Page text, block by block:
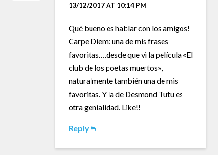
13/12/2017 AT 10:14 PM
Qué bueno es hablar con los amigos!
Carpe Diem: una de mis frases
favoritas….desde que vi la película «El
club de los poetas muertos»,
naturalmente también una de mis
favoritas. Y la de Desmond Tutu es
otra genialidad. Like!!
Reply